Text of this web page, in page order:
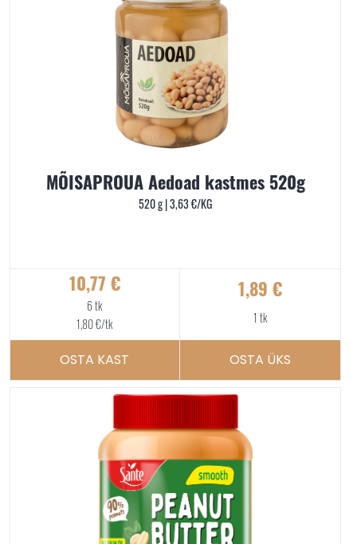
MÕISAPROUA Aedoad kastmes 520g
520 g |3,63€/KG
10,77 €
6 tk
1,80€/tk
OSTA KAST
1,89 €
1 tk
OSTA ÜKS